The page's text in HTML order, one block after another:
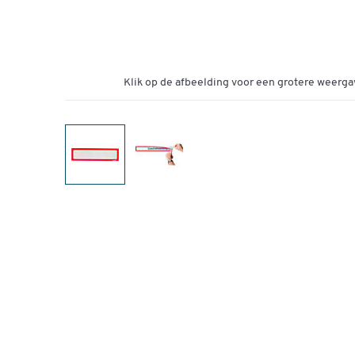
Klik op de afbeelding voor een grotere